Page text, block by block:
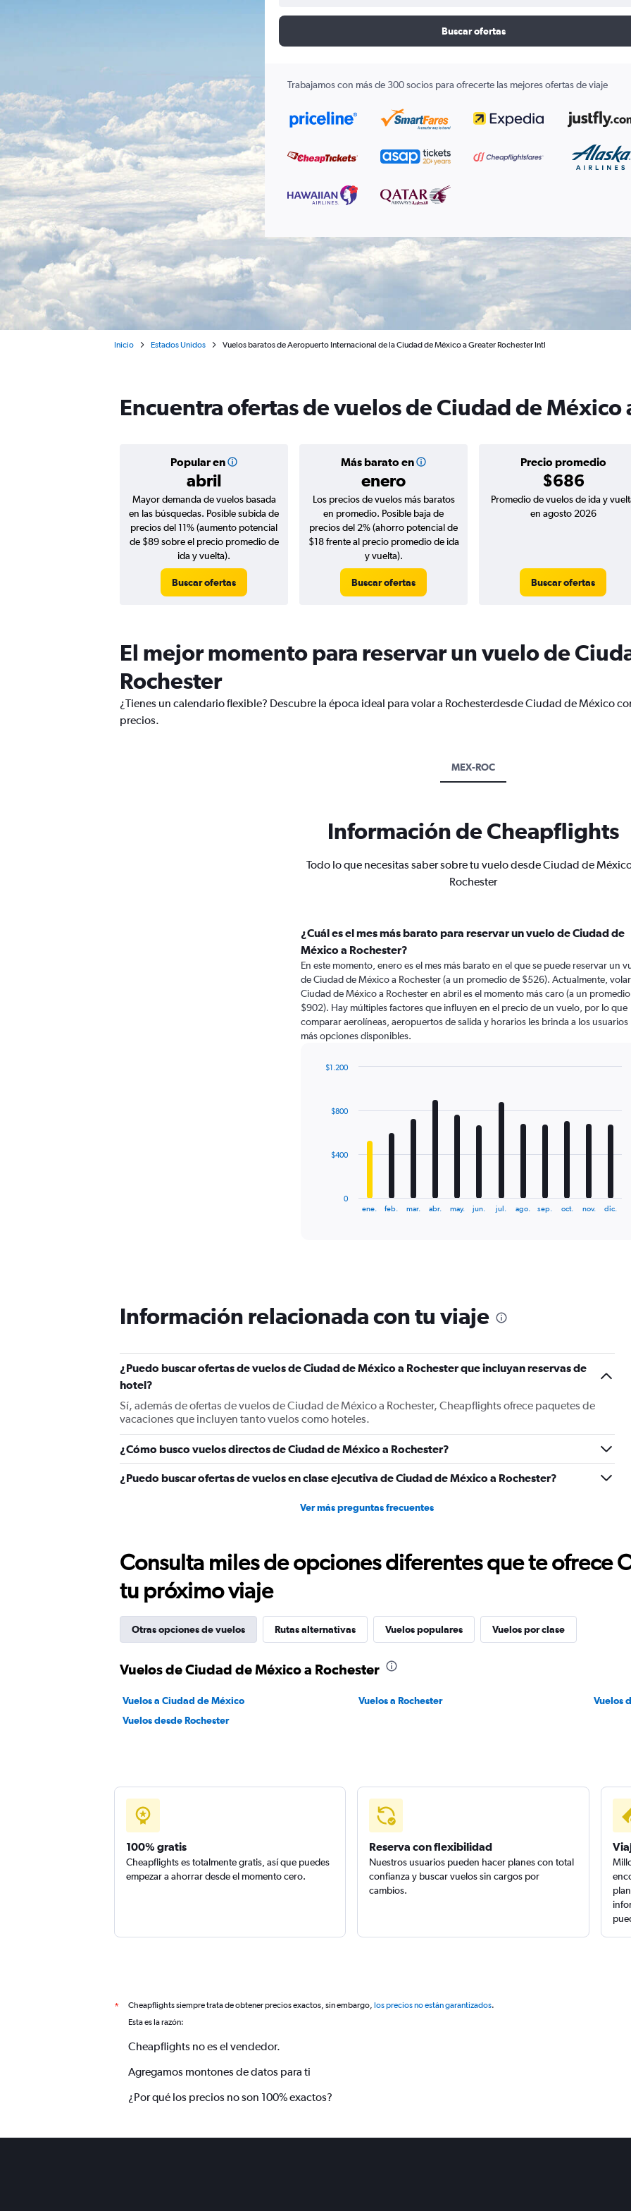
Buscar ofertas
Trabajamos con más de 300 socios para ofrecerte las mejores ofertas de viaje
Inicio Estados Unidos Vuelos baratos de Aeropuerto Internacional de la Ciudad de México a Greater Rochester Intl
Encuentra ofertas de vuelos de Ciudad de México
Popular en
abril
Más barato en
enero
Precio promedio
$686
Mayor demanda de vuelos basada
en las búsquedas. Posible subida de
precios del 11% (aumento potencial
de $89 sobre el precio promedio de
ida y vuelta).
Buscar ofertas
Los precios de vuelos más baratos
en promedio. Posible baja de
precios del 2% (ahorro potencial de
$18 frente al precio promedio de ida
y vuelta).
Buscar ofertas
Promedio de vuelos de ida y
en agosto 2026
Buscar ofertas
El mejor momento para reservar un vuelo de
Rochester
¿Tienes un calendario flexible? Descubre la época ideal para volar a Rochesterdesde Ciudad de México
precios.
MEX-ROC
Información de Cheapflights
Todo lo que necesitas saber sobre tu vuelo desde Ciudad de
Rochester
¿Cuál es el mes más barato para reservar un vuelo de Ciudad de
México a Rochester?
En este momento, enero es el mes más barato en el que se puede reservar un
de Ciudad de México a Rochester (a un promedio de $526). Actualmente,
Ciudad de México a Rochester en abril es el momento más caro (a un
$902). Hay múltiples factores que influyen en el precio de un vuelo, por lo que
comparar aerolíneas, aeropuertos de salida y horarios les brinda a los usuarios
más opciones disponibles.
The
chart
has
Y
axis
Range:
0
to
1200.
ene. feb. mar. abr. may. jun. jul. ago. sep. oct. nov. dic.
0
$400
$800
$1.200
Información relacionada con tu viaje
¿Puedo buscar ofertas de vuelos de Ciudad de México a Rochester que incluyan reservas de
hotel?
Sí, además de ofertas de vuelos de Ciudad de México a Rochester, Cheapflights ofrece paquetes de
vacaciones que incluyen tanto vuelos como hoteles.
¿Cómo busco vuelos directos de Ciudad de México a Rochester?
¿Puedo buscar ofertas de vuelos en clase ejecutiva de Ciudad de México a Rochester?
Ver más preguntas frecuentes
Consulta miles de opciones diferentes que te ofrece
tu próximo viaje
Otras opciones de vuelos Rutas alternativas Vuelos populares Vuelos por clase
Vuelos de Ciudad de México a Rochester
Vuelos a Ciudad de México Vuelos a Rochester
Vuelos
Vuelos desde Rochester
100% gratis
Cheapflights es totalmente gratis, así que puedes
empezar a ahorrar desde el momento cero.
Reserva con flexibilidad
Nuestros usuarios pueden hacer planes con total
confianza y buscar vuelos sin cargos por
cambios.
* Cheapflights siempre trata de obtener precios exactos, sin embargo, los precios no están garantizados.
Esta es la razón:
Cheapflights no es el vendedor.
Agregamos montones de datos para ti
¿Por qué los precios no son 100% exactos?